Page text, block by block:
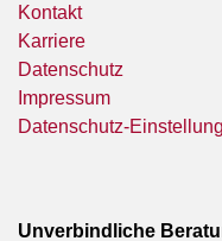
Kontakt
Karriere
Datenschutz
Impressum
Datenschutz-
Unverbindliche